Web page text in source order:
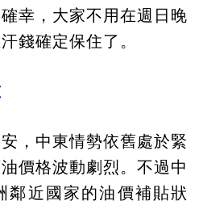
幸，大家不用在週日晚
錢確定保住了。
，中東情勢依舊處於緊
價格波動劇烈。不過中
鄰近國家的油價補貼狀